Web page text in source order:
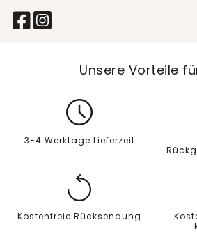
Unsere Vorteile
3-4 Werktage Lieferzeit
Kostenfreie Rücksendung